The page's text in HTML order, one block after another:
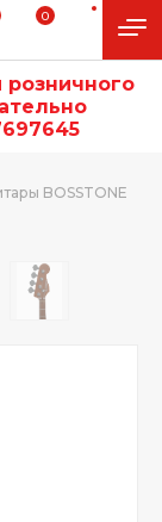
0
BOSSTONE